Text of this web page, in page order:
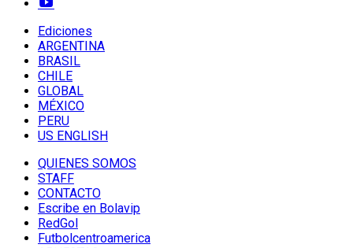
Ediciones
ARGENTINA
BRASIL
CHILE
GLOBAL
MÉXICO
PERU
US ENGLISH
QUIENES SOMOS
STAFF
CONTACTO
Escribe en Bolavip
RedGol
Futbolcentroamerica